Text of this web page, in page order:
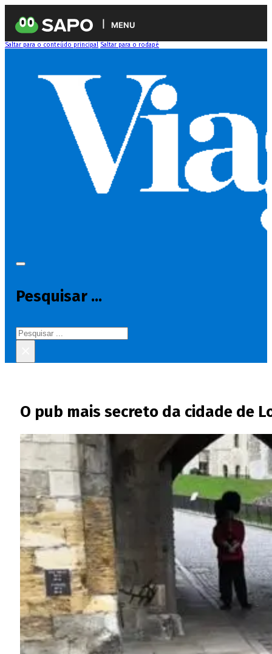
MENU
Saltar para o conteúdo principal Saltar para o rodapé
Pesquisar ...
Pesquisar
O pub mais secreto da cidade de